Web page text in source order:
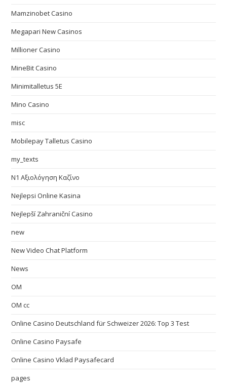
Mamzinobet Casino
Megapari New Casinos
Millioner Casino
MineBit Casino
Minimitalletus 5E
Mino Casino
misc
Mobilepay Talletus Casino
my_texts
N1 Αξιολόγηση Καζίνο
Nejlepsi Online Kasina
Nejlepší Zahraniční Casino
new
New Video Chat Platform
News
OM
OM cc
Online Casino Deutschland für Schweizer 2026: Top 3 Test
Online Casino Paysafe
Online Casino Vklad Paysafecard
pages